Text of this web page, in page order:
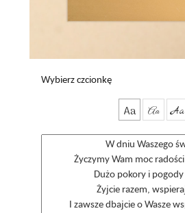
Wybierz czcionkę
Aa Aa Aa